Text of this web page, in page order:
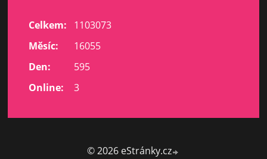
Online: 3
Celkem:
1103073
Měsíc:
16055
Den:
595
© 2026 eStránky.cz